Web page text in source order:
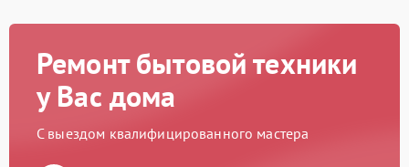
Ремонт бытовой техники
у Вас дома
С выездом квалифицированного мастера